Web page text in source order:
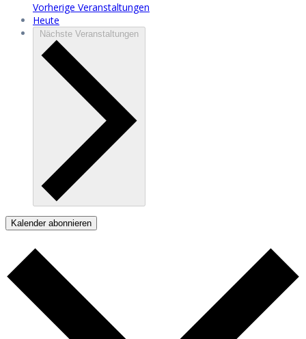
Vorherige Veranstaltungen
Heute
Nächste Veranstaltungen
Kalender abonnieren